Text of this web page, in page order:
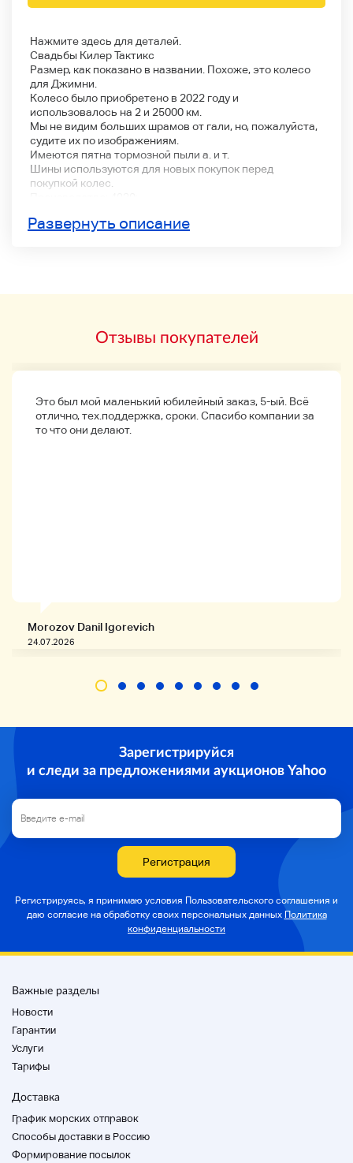
Нажмите здесь для деталей.
Свадьбы Килер Тактикс
Размер, как показано в названии. Похоже, это колесо
для Джимни.
Колесо было приобретено в 2022 году и
использовалось на 2 и 25000 км.
Мы не видим больших шрамов от гали, но, пожалуйста,
судите их по изображениям.
Имеются пятна тормозной пыли a. и т.
Шины используются для новых покупок перед
покупкой колес.
состояние шин, таких как канавки и плечи, пожалуйста,
Это используемый продукт, поэтому есть пятна и
Пожалуйста, воздержитесь от торгов, если вы
Обратите внимание, что для ответа требуется время,
так как он продается индивидуально.
Спасибо за использование Nokia без возврата
использованных продуктов.
Развернуть описание
Отзывы покупателей
Это был мой маленький юбилейный заказ, 5-ый. Всё
отлично, тех.поддержка, сроки. Спасибо компании за
то что они делают.
Morozov Danil Igorevich
24.07.2026
Зарегистрируйся
и следи за предложениями аукционов Yahoo
Регистрация
Регистрируясь, я принимаю условия Пользовательского соглашения и
даю согласие на обработку своих персональных данных Политика
конфиденциальности
Важные разделы
Новости
Гарантии
Услуги
Тарифы
Доставка
График морских отправок
Способы доставки в Россию
Формирование посылок